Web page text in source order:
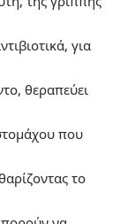
για
θεραπεύει
που
το